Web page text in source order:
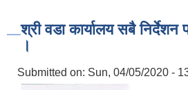
श्री वडा कार्यालय सबै निर्देशन
।
Submitted on: Sun, 04/05/2020 -